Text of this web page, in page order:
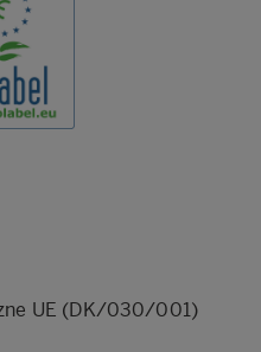
UE (DK/030/001)